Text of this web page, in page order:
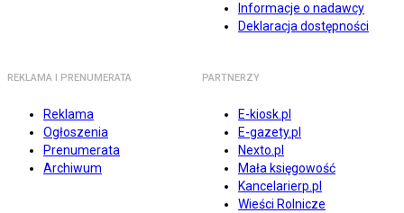
Informacje o nadawcy
Deklaracja dostępności
REKLAMA I PRENUMERATA
Reklama
Ogłoszenia
Prenumerata
Archiwum
PARTNERZY
E-kiosk.pl
E-gazety.pl
Nexto.pl
Mała księgowość
Kancelarierp.pl
Wieści Rolnicze